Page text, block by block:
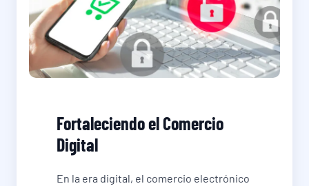
Fortaleciendo el Comercio
Digital
En la era digital, el comercio electrónico